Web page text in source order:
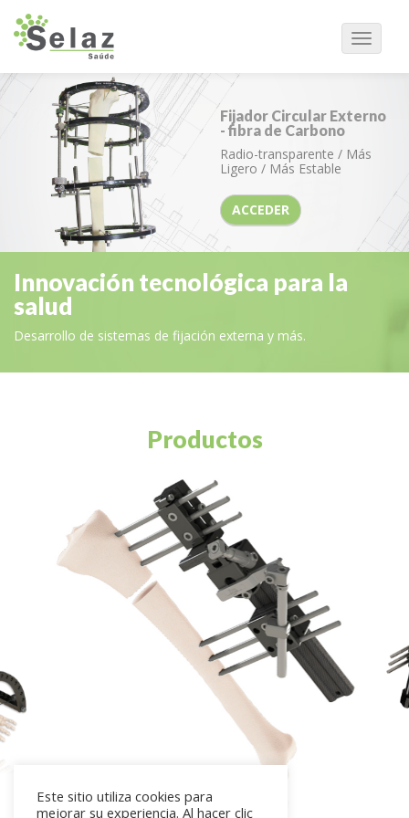
Fijador Circular Externo
- fibra de Carbono
Radio-transparente / Más
Ligero / Más Estable
ACCEDER
Innovación tecnológica para la
salud
Desarrollo de sistemas de fijación externa y más.
Productos
Este sitio utiliza cookies para
mejorar su experiencia. Al hacer clic